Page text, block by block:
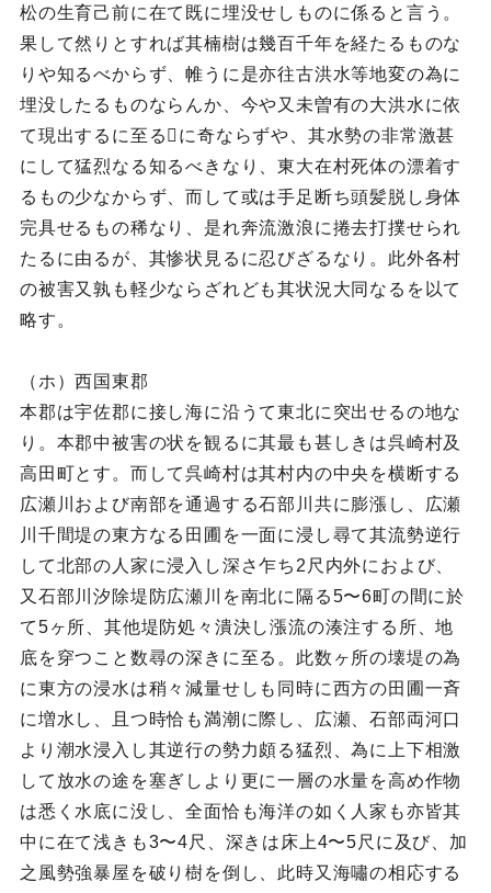
松の生育己前に在て既に埋没せしものに係ると言う。
果して然りとすれば其楠樹は幾百千年を経たるものな
りや知るべからず、帷うに是亦往古洪水等地変の為に
埋没したるものならんか、今や又未曽有の大洪水に依
て現出するに至るに奇ならずや、其水勢の非常激甚
にして猛烈なる知るべきなり、東大在村死体の漂着す
るもの少なからず、而して或は手足断ち頭髪脱し身体
完具せるもの稀なり、是れ奔流激浪に捲去打撲せられ
たるに由るが、其惨状見るに忍びざるなり。此外各村
の被害又孰も軽少ならざれども其状況大同なるを以て
略す。
（ホ）西国東郡
本郡は宇佐郡に接し海に沿うて東北に突出せるの地な
り。本郡中被害の状を観るに其最も甚しきは呉崎村及
高田町とす。而して呉崎村は其村内の中央を横断する
広瀬川および南部を通過する石部川共に膨漲し、広瀬
川千間堤の東方なる田圃を一面に浸し尋て其流勢逆行
して北部の人家に浸入し深さ乍ち2尺内外におよび、
又石部川汐除堤防広瀬川を南北に隔る5〜6町の間に於
て5ヶ所、其他堤防処々潰決し漲流の湊注する所、地
底を穿つこと数尋の深きに至る。此数ヶ所の壊堤の為
に東方の浸水は稍々減量せしも同時に西方の田圃一斉
に増水し、且つ時恰も満潮に際し、広瀬、石部両河口
より潮水浸入し其逆行の勢力頗る猛烈、為に上下相激
して放水の途を塞ぎしより更に一層の水量を高め作物
は悉く水底に没し、全面恰も海洋の如く人家も亦皆其
中に在て浅きも3〜4尺、深きは床上4〜5尺に及び、加
之風勢強暴屋を破り樹を倒し、此時又海嘯の相応する